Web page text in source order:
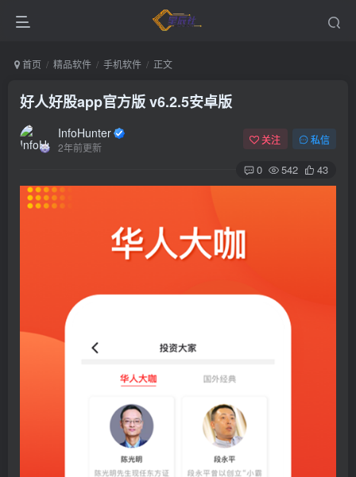
首页 精品软件 手机软件 正文
好人好股app官方版 v6.2.5安卓版
InfoHunter
2年前更新
关注 私信
0 542 43